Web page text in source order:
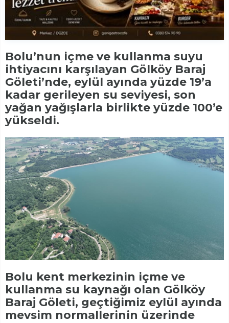
Bolu’nun içme ve kullanma suyu
ihtiyacını karşılayan Gölköy Baraj
Göleti’nde, eylül ayında yüzde 19’a
kadar gerileyen su seviyesi, son
yağan yağışlarla birlikte yüzde 100’e
yükseldi.
Bolu kent merkezinin içme ve
kullanma su kaynağı olan Gölköy
Baraj Göleti, geçtiğimiz eylül ayında
mevsim normallerinin üzerinde